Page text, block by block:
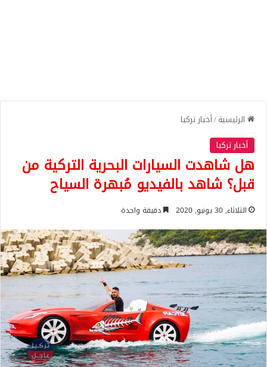
الرئيسية/أخبار تركيا
أخبار تركيا
هل شاهدت السيارات البحرية التركية من
قبل؟ شاهد بالفيديو مُبهرة السياح
الثلاثاء, 30 يونيو, 2020 دقيقة واحدة